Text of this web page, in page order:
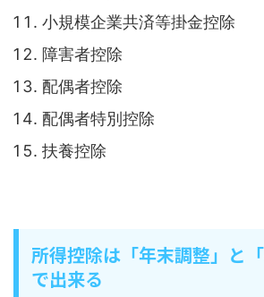
小規模企業共済等掛金控除
障害者控除
配偶者控除
配偶者特別控除
扶養控除
所得控除は「年末調整」と「
で出来る